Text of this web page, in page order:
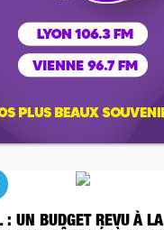
: UN BUDGET REVU À LA